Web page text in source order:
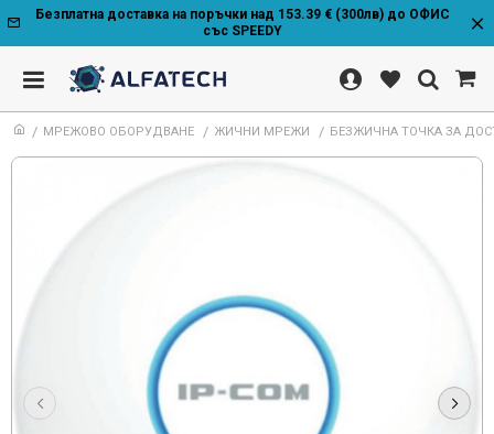
Безплатна доставка на поръчки над 153.39 € (300лв) до ОФИС
със SPEEDY
МРЕЖОВО ОБОРУДВАНЕ ЖИЧНИ МРЕЖИ БЕЗЖИЧНА ТОЧКА ЗА